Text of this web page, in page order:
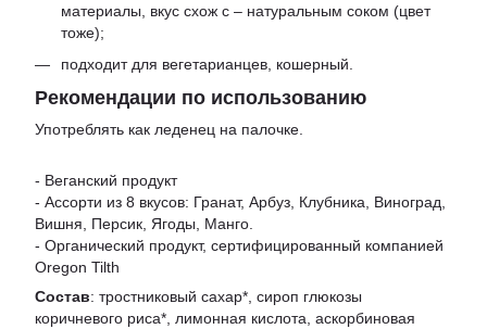
материалы, вкус схож с – натуральным соком (цвет
тоже);
подходит для вегетарианцев, кошерный.
Рекомендации по использованию
Употреблять как леденец на палочке.
- Веганский продукт
- Ассорти из 8 вкусов: Гранат, Арбуз, Клубника, Виноград,
Вишня, Персик, Ягоды, Манго.
- Органический продукт, сертифицированный компанией
Oregon Tilth
Состав: тростниковый сахар*, сироп глюкозы
коричневого риса*, лимонная кислота, аскорбиновая